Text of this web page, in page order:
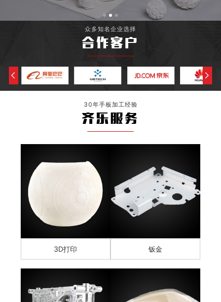
众多知名企业选择
合作客户
30年手板加工经验
齐乐服务
3D打印 钣金